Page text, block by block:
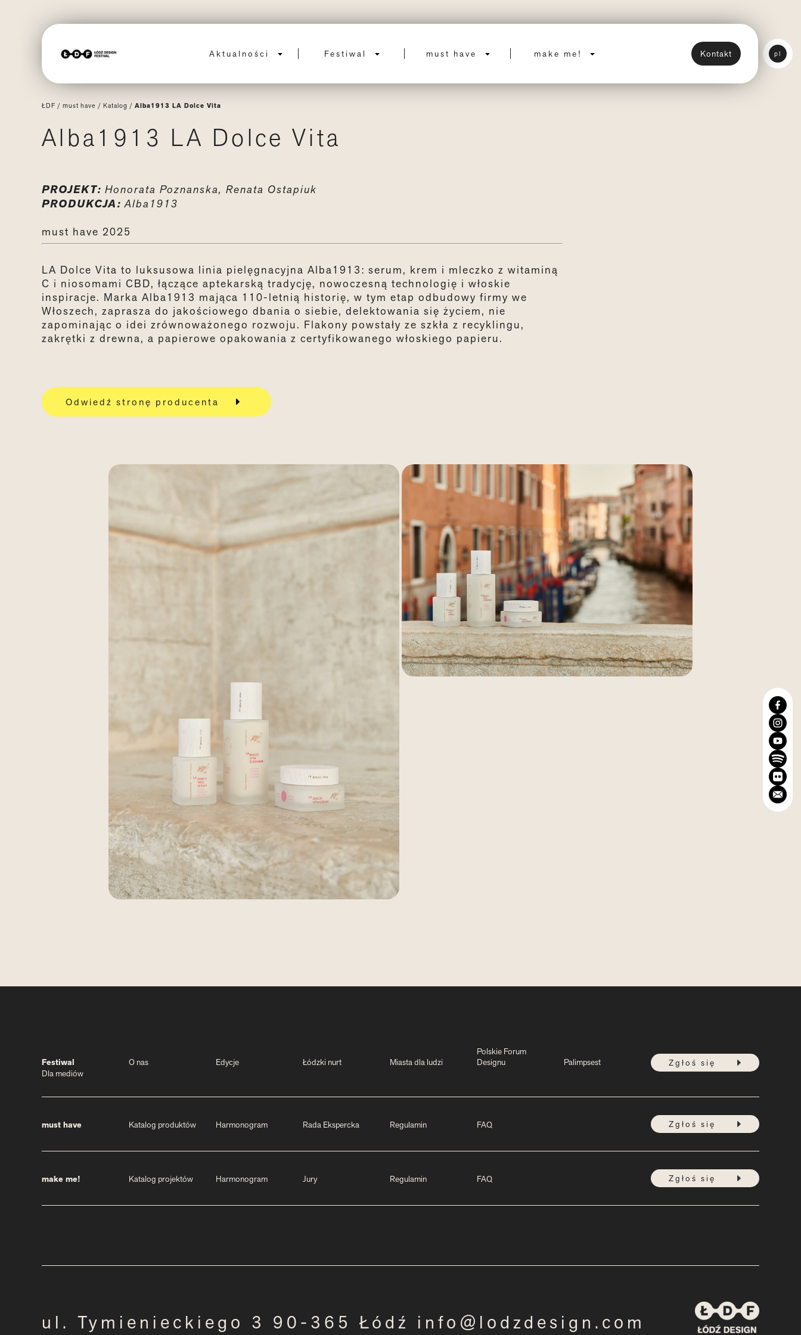
Aktualności Festiwal must have make me! Kontakt pl
ŁDF / must have / Katalog / Alba1913 LA Dolce Vita
Alba1913 LA Dolce Vita
PROJEKT: Honorata Poznanska, Renata Ostapiuk
PRODUKCJA: Alba1913
must have 2025
LA Dolce Vita to luksusowa linia pielęgnacyjna Alba1913: serum, krem i mleczko z witaminą
C i niosomami CBD, łączące aptekarską tradycję, nowoczesną technologię i włoskie
inspiracje. Marka Alba1913 mająca 110-letnią historię, w tym etap odbudowy firmy we
Włoszech, zaprasza do jakościowego dbania o siebie, delektowania się życiem, nie
zapominając o idei zrównoważonego rozwoju. Flakony powstały ze szkła z recyklingu,
zakrętki z drewna, a papierowe opakowania z certyfikowanego włoskiego papieru.
Odwiedź stronę producenta
Festiwal O nas Edycje Łódzki nurt Miasta dla ludzi
Polskie Forum
Designu
Palimpsest
Dla mediów
Zgłoś się
must have Katalog produktów Harmonogram Rada Ekspercka Regulamin FAQ Zgłoś się
make me! Katalog projektów Harmonogram Jury Regulamin FAQ Zgłoś się
ul. Tymienieckiego 3 90-365 Łódź info@lodzdesign.com